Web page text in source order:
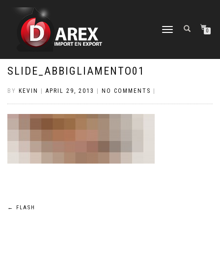
TOGGLE
0
SLIDE_ABBIGLIAMENTO01
BY KEVIN APRIL 29, 2013 NO COMMENTS
Post
← FLASH